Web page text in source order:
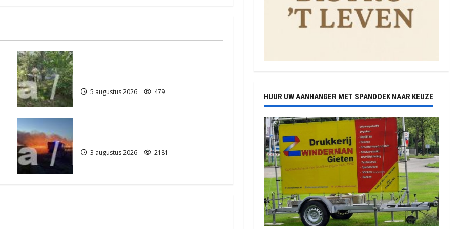
5 augustus 2026 479
3 augustus 2026 2181
HUUR UW AANHANGER MET SPANDOEK NAAR KEUZE